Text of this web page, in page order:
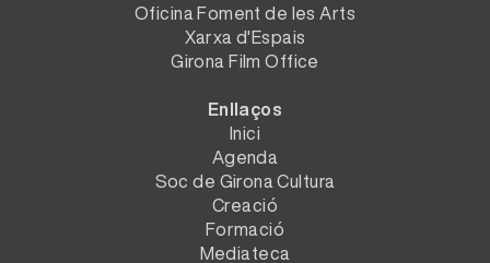
Oficina Foment de les Arts
Xarxa d'Espais
Girona Film Office
Enllaços
Inici
Agenda
Soc de Girona Cultura
Creació
Formació
Mediateca